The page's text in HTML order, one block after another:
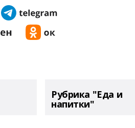
Рубрика "Еда и
напитки"